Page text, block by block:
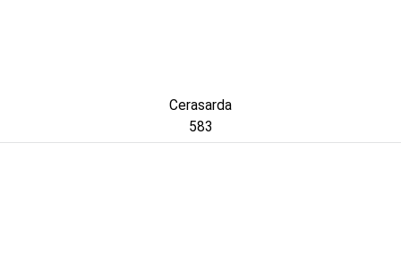
Cerasarda
583